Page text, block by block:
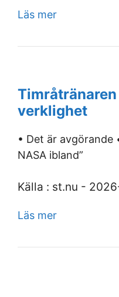
Läs mer
verklighet
• Det är avgörande
NASA ibland”
Källa : st.nu -
Läs mer